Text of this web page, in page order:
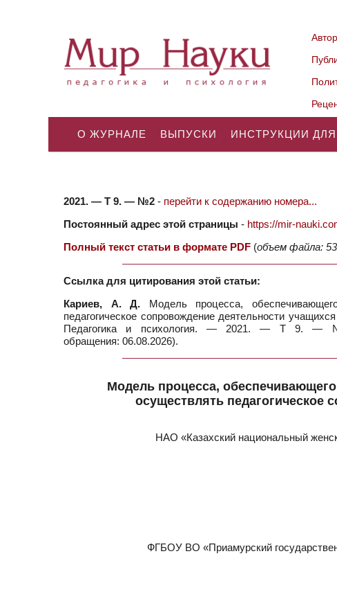
О ЖУРНАЛЕ ВЫПУСКИ ИНСТРУКЦИИ
2021. — Т 9. — №2 - перейти к содержанию номера...
Постоянный адрес этой страницы - https://mir-
Полный текст статьи в формате PDF (объем файла:
Ссылка для цитирования этой статьи:
Кариев, А. Д. Модель процесса,
педагогическое сопровождение деятельности
Педагогика и психология. — 2021. — Т 9. —
обращения: 06.08.2026).
Модель процесса,
осуществлять педагогическое
НАО «Казахский национальный
ФГБОУ ВО «Приамурский